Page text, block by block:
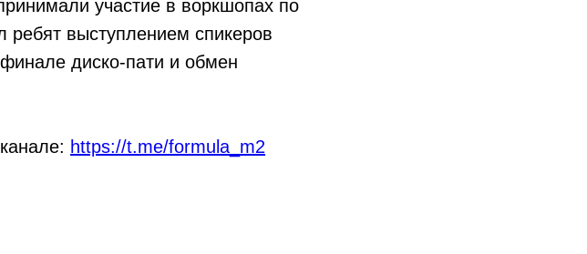
участие в воркшопах по
ребят выступлением спикеров
диско-пати и обмен
https://t.me/formula_m2